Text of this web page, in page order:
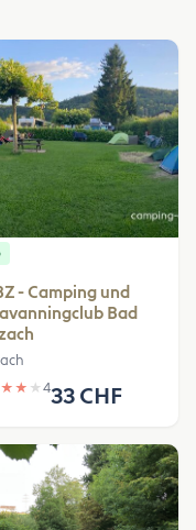
- Camping und
Bad
★ ★ ★ 433 CHF